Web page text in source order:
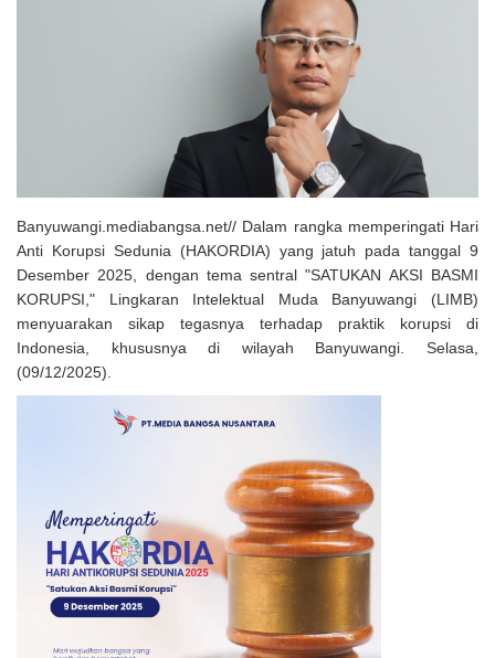
Banyuwangi.mediabangsa.net// Dalam rangka memperingati Hari
Anti Korupsi Sedunia (HAKORDIA) yang jatuh pada tanggal 9
Desember 2025, dengan tema sentral "SATUKAN AKSI BASMI
KORUPSI," Lingkaran Intelektual Muda Banyuwangi (LIMB)
menyuarakan sikap tegasnya terhadap praktik korupsi di
Indonesia, khususnya di wilayah Banyuwangi. Selasa,
(09/12/2025).